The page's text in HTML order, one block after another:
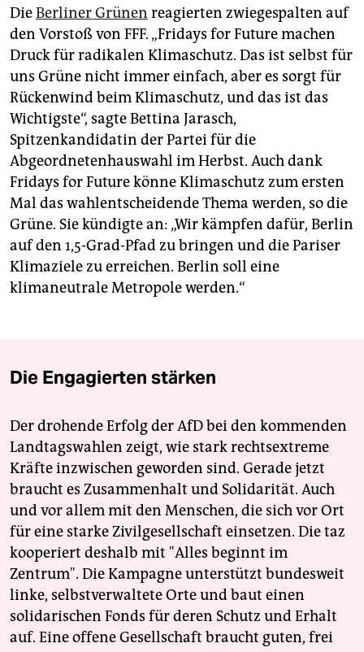
DieBerliner Grünen reagierten zwiegespalten auf
den Vorstoß von FFF. „Fridays for Future machen
Druck für radikalen Klimaschutz. Das ist selbst für
uns Grüne nicht immer einfach, aber es sorgt für
Rückenwind beim Klimaschutz, und das ist das
Wichtigste“, sagte Bettina Jarasch,
Spitzenkandidatin der Partei für die
Abgeordnetenhauswahl im Herbst. Auch dank
Fridays for Future könne Klimaschutz zum ersten
Mal das wahlentscheidende Thema werden, so die
Grüne. Sie kündigte an: „Wir kämpfen dafür, Berlin
auf den 1,5-Grad-Pfad zu bringen und die Pariser
Klimaziele zu erreichen. Berlin soll eine
klimaneutrale Metropole werden.“
Die Engagierten stärken
Der drohende Erfolg der AfD bei den kommenden
Landtagswahlen zeigt, wie stark rechtsextreme
Kräfte inzwischen geworden sind. Gerade jetzt
braucht es Zusammenhalt und Solidarität. Auch
und vor allem mit den Menschen, die sich vor Ort
für eine starke Zivilgesellschaft einsetzen. Die taz
kooperiert deshalb mit "Alles beginnt im
Zentrum". Die Kampagne unterstützt bundesweit
linke, selbstverwaltete Orte und baut einen
solidarischen Fonds für deren Schutz und Erhalt
auf. Eine offene Gesellschaft braucht guten, frei